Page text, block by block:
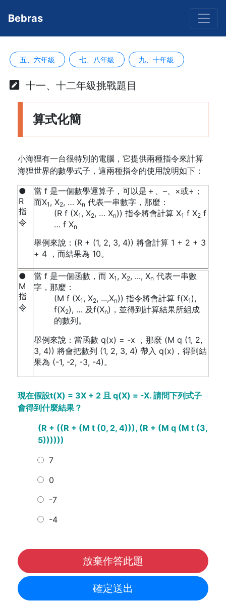
Bebras
五、六年級 七、八年級 九、十年級
十一、十二年級挑戰題目
算式化簡
小海狸有一台很特別的電腦，它提供兩種指令來計算
海狸世界的數學式子，這兩種指令的使用說明如下：
●
R
指
令
當 f 是一個數學運算子，可以是＋、–、×或÷；
而X1 , X2, … Xn 代表一串數字，那麼：
(R f (X1 , X2, … Xn)) 指令將會計算 X1 f X2 f
… f Xn
舉例來說：(R + (1, 2, 3, 4)) 將會計算 1 + 2 + 3
+ 4 ，而結果為 10。
●
M
指
令
當 f 是一個函數，而 X1 , X2, ..., Xn 代表一串數
字，那麼：
(M f (X1 , X2, ...,Xn)) 指令將會計算 f(X1 ),
f(X2), … 及f(Xn)，並得到計算結果所組成
的數列。
舉例來說：當函數 q(x) = -x ，那麼 (M q (1, 2,
3, 4)) 將會把數列 (1, 2, 3, 4) 帶入 q(x)，得到結
果為 (-1, -2, -3, -4)。
現在假設t(X) = 3X + 2 且 q(X) = -X. 請問下列式子
會得到什麼結果？
(R + ((R + (M t (0, 2, 4))), (R + (M q (M t (3,
5))))))
7
0
-7
-4
放棄作答此題
確定送出